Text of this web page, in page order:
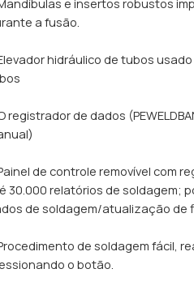
a fusão.
hidráulico de tubos
registrador de dados
de controle removível com
30.000 relatórios de soldagem;
de soldagem/atualização de
de soldagem fácil,
o botão.